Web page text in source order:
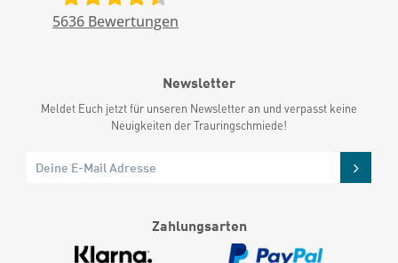
5636 Bewertungen
Newsletter
Meldet Euch jetzt für unseren Newsletter an und verpasst keine
Neuigkeiten der Trauringschmiede!
Zahlungsarten